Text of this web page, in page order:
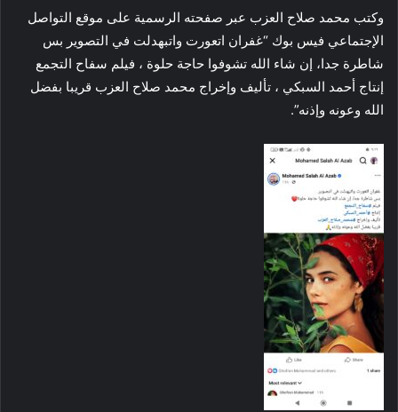
وكتب محمد صلاح العزب عبر صفحته الرسمية على موقع التواصل
الإجتماعي فيس بوك “غفران اتعورت واتبهدلت في التصوير بس
شاطرة جدا، إن شاء الله تشوفوا حاجة حلوة ، فيلم سفاح التجمع
إنتاج أحمد السبكي ، تأليف وإخراج محمد صلاح العزب قريبا بفضل
الله وعونه وإذنه”.